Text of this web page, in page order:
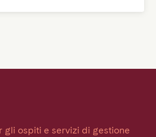
gli ospiti e servizi di gestione